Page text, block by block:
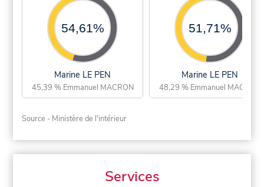
54,61%
Marine LE PEN
45,39 % Emmanuel MACRON
51,71%
Marine LE PEN
48,29 % Emmanuel MACRON
Source - Ministère de l'intérieur
Services